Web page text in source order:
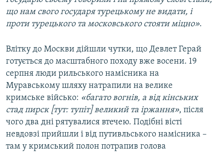
що нам свого государя турецькому не видати, і
проти турецького та московського стояти міцно».
Влітку до Москви дійшли чутки, що Девлет Герай
готується до масштабного походу вже восени. 19
серпня люди рильського намісника на
Муравському шляху натрапили на велике
кримське військо: «багато вогнів, а від кінських
стад пирск [тут: тупіт] великий та іржання», після
чого два дні рятувалися втечею. Подібні вісті
невдовзі прийшли і від путивльського намісника –
там у кримський полон потрапив голова